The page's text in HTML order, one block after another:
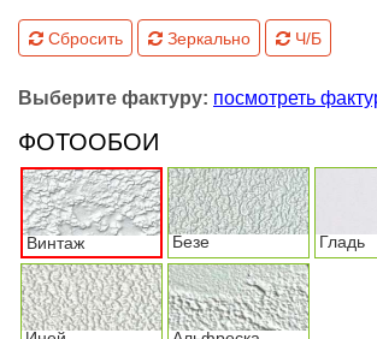
Сбросить Зеркально Ч/Б
Выберите фактуру: посмотреть
ФОТООБОИ
Винтаж Безе Гладь